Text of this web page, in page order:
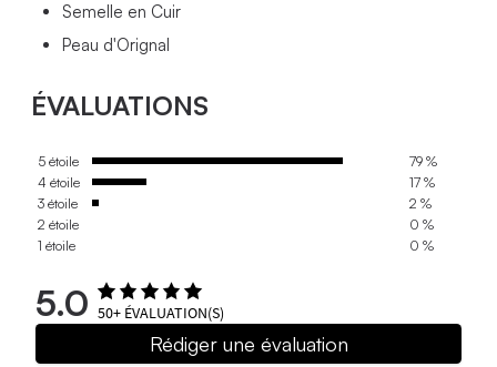
Semelle en Cuir
Peau d'Orignal
ÉVALUATIONS
5 étoile
79 %
4 étoile
17 %
3 étoile
2 %
2 étoile
0 %
1 étoile
0 %
5.0 50+ ÉVALUATION(S)
Rédiger une évaluation